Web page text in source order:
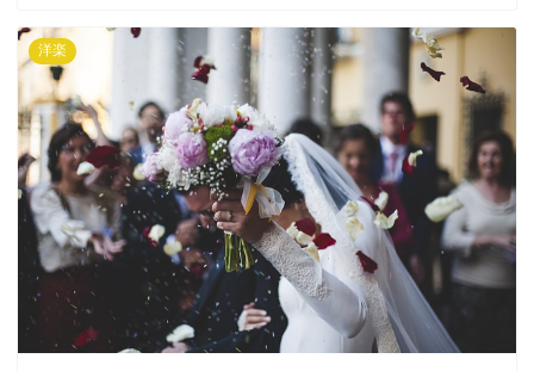
洋楽